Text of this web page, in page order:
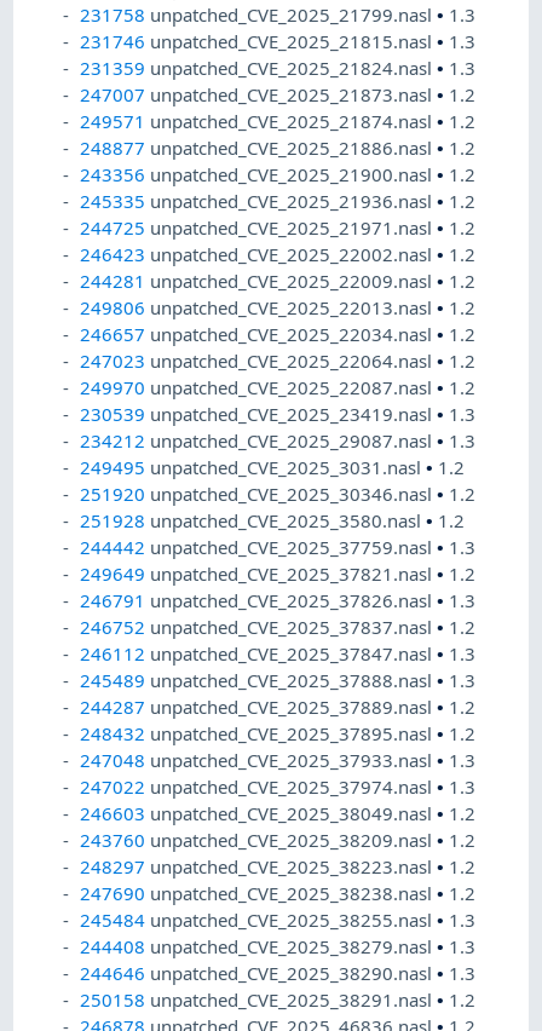
231758 unpatched_CVE_2025_21799.nasl• 1.3
231746 unpatched_CVE_2025_21815.nasl• 1.3
231359 unpatched_CVE_2025_21824.nasl• 1.3
247007 unpatched_CVE_2025_21873.nasl• 1.2
249571 unpatched_CVE_2025_21874.nasl• 1.2
248877 unpatched_CVE_2025_21886.nasl• 1.2
243356 unpatched_CVE_2025_21900.nasl• 1.2
245335 unpatched_CVE_2025_21936.nasl• 1.2
244725 unpatched_CVE_2025_21971.nasl• 1.2
246423 unpatched_CVE_2025_22002.nasl• 1.2
244281 unpatched_CVE_2025_22009.nasl• 1.2
249806 unpatched_CVE_2025_22013.nasl• 1.2
246657 unpatched_CVE_2025_22034.nasl• 1.2
247023 unpatched_CVE_2025_22064.nasl• 1.2
249970 unpatched_CVE_2025_22087.nasl• 1.2
230539 unpatched_CVE_2025_23419.nasl• 1.3
234212 unpatched_CVE_2025_29087.nasl• 1.3
249495 unpatched_CVE_2025_3031.nasl• 1.2
251920 unpatched_CVE_2025_30346.nasl• 1.2
251928 unpatched_CVE_2025_3580.nasl• 1.2
244442 unpatched_CVE_2025_37759.nasl• 1.3
249649 unpatched_CVE_2025_37821.nasl• 1.2
246791 unpatched_CVE_2025_37826.nasl• 1.3
246752 unpatched_CVE_2025_37837.nasl• 1.2
246112 unpatched_CVE_2025_37847.nasl• 1.3
245489 unpatched_CVE_2025_37888.nasl• 1.3
244287 unpatched_CVE_2025_37889.nasl• 1.2
248432 unpatched_CVE_2025_37895.nasl• 1.2
247048 unpatched_CVE_2025_37933.nasl• 1.3
247022 unpatched_CVE_2025_37974.nasl• 1.3
246603 unpatched_CVE_2025_38049.nasl• 1.2
243760 unpatched_CVE_2025_38209.nasl• 1.2
248297 unpatched_CVE_2025_38223.nasl• 1.2
247690 unpatched_CVE_2025_38238.nasl• 1.2
245484 unpatched_CVE_2025_38255.nasl• 1.3
244408 unpatched_CVE_2025_38279.nasl• 1.3
244646 unpatched_CVE_2025_38290.nasl• 1.3
250158 unpatched_CVE_2025_38291.nasl• 1.2